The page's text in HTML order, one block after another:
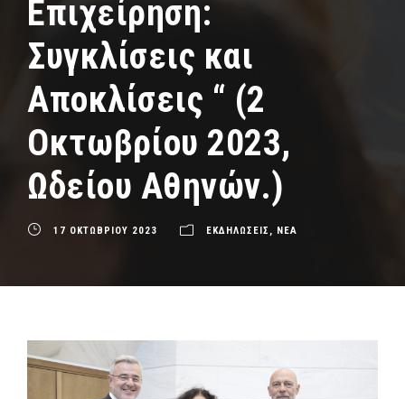
Επιχείρηση:
Συγκλίσεις και
Αποκλίσεις “ (2
Οκτωβρίου 2023,
Ωδείου Αθηνών.)
17 ΟΚΤΩΒΡΙΟΥ 2023 ΕΚΔΗΛΩΣΕΙΣ , ΝΕΑ